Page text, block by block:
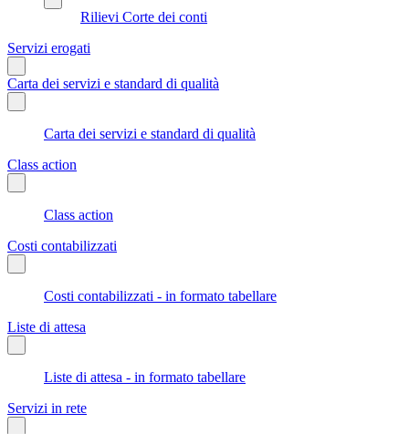
Rilievi Corte dei conti
Servizi erogati
Carta dei servizi e standard di qualità
Carta dei servizi e standard di qualità
Class action
Class action
Costi contabilizzati
Costi contabilizzati - in formato tabellare
Liste di attesa
Liste di attesa - in formato tabellare
Servizi in rete